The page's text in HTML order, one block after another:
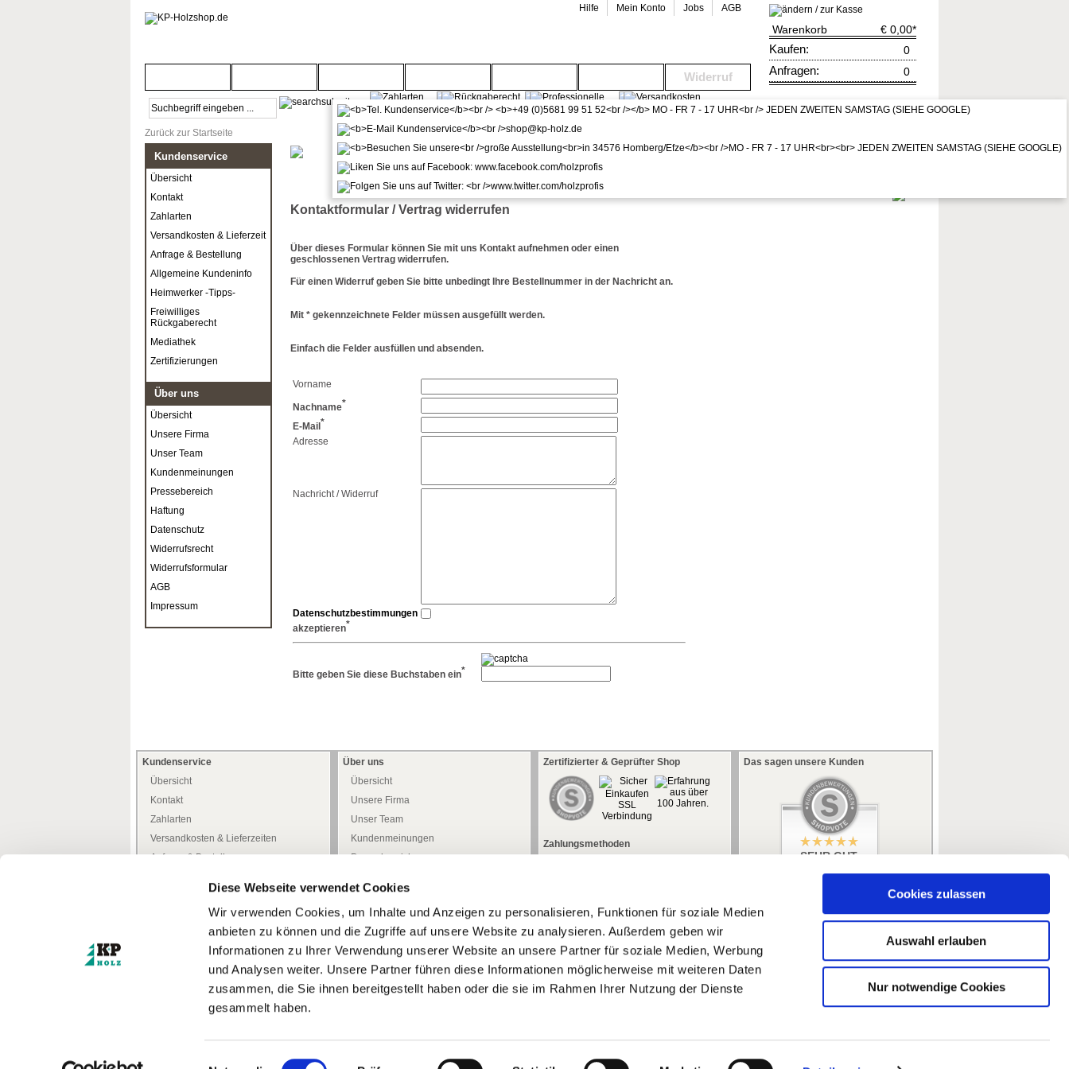
Diese Webseite verwendet Cookies
Wir verwenden Cookies, um Inhalte und Anzeigen zu personalisieren, Funktionen für soziale Medien
anbieten zu können und die Zugriffe auf unsere Website zu analysieren. Außerdem geben wir
Informationen zu Ihrer Verwendung unserer Website an unsere Partner für soziale Medien, Werbung
und Analysen weiter. Unsere Partner führen diese Informationen möglicherweise mit weiteren Daten
zusammen, die Sie ihnen bereitgestellt haben oder die sie im Rahmen Ihrer Nutzung der Dienste
gesammelt haben.
Einwilligungsauswahl
Cookies zulassen
Auswahl erlauben
Nur notwendige Cookies
Hilfe Mein Konto Jobs AGB
Widerruf
Warenkorb € 0,00*
Kaufen: 0
Anfragen: 0
zur Kasse
Zurück zur Startseite
Kontaktformular / Vertrag widerrufen
Über dieses Formular können Sie mit uns Kontakt aufnehmen oder einen
geschlossenen Vertrag widerrufen.
Für einen Widerruf geben Sie bitte unbedingt Ihre Bestellnummer in der Nachricht an.
Mit * gekennzeichnete Felder müssen ausgefüllt werden.
Einfach die Felder ausfüllen und absenden.
Vorname
Nachname*
E-Mail *
Adresse
Nachricht / Widerruf
Datenschutzbestimmungen
akzeptieren*
Bitte geben Sie diese Buchstaben ein*
Kundenservice
Übersicht
Kontakt
Zahlarten
Versandkosten & Lieferzeit
Anfrage & Bestellung
Allgemeine Kundeninfo
Heimwerker -Tipps-
Freiwilliges
Rückgaberecht
Mediathek
Zertifizierungen
Über uns
Übersicht
Unsere Firma
Unser Team
Kundenmeinungen
Pressebereich
Haftung
Datenschutz
Widerrufsrecht
Widerrufsformular
AGB
Impressum
Kundenservice
Übersicht
Kontakt
Zahlarten
Versandkosten & Lieferzeiten
Anfrage & Bestellung
Heimwerker -Tipps-
Freiwilliges Rückgaberecht
Zertifizierungen
Türenkonfigurator
Über uns
Übersicht
Unsere Firma
Unser Team
Kundenmeinungen
Pressebereich
Datenschutz
Widerrufsrecht
Widerrufsformular
AGB
Impressum
Zertifizierter & Geprüfter Shop
Zahlungsmethoden
Das sagen unsere Kunden
SEHR GUT